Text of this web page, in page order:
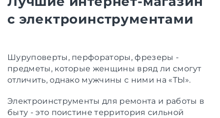
с электроинструментами
Шуруповерты, перфораторы, фрезеры -
предметы, которые женщины вряд ли смогут
отличить, однако мужчины с ними на «ТЫ».
Электроинструменты для ремонта и работы в
быту - это поистине территория сильной